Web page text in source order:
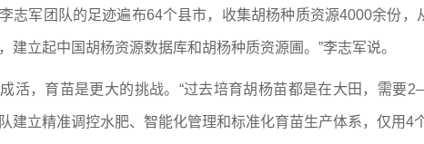
志军团队的足迹遍布64个县市，收集胡杨种质资源4000余份
建立起中国胡杨资源数据库和胡杨种质资源圃。”李志军说。
活，育苗是更大的挑战。“过去培育胡杨苗都是在大田，需
建立精准调控水肥、智能化管理和标准化育苗生产体系，仅用4